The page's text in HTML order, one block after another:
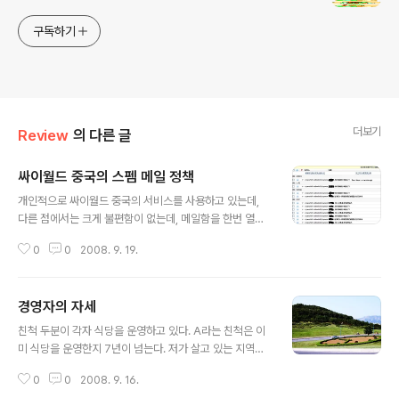
구독하기
Review 의 다른 글 더보기
싸이월드 중국의 스펨 메일 정책
개인적으로 싸이월드 중국의 서비스를 사용하고 있는데,
다른 점에서는 크게 불편함이 없는데, 메일함을 한번 열어
래 메일함을 캡처한 증거?자료... 우의 캡처 그림을 보면 알
아이디어는 좋습니다. 싸이를 자주 사용하지 않는 사람들
을 위한 배려 혹은 싸이의 고객을 유치하기 위한 전략이라
고 친다면...똑 같은 쪽지가 도착했다는 소식을 전하는 싸이
5,admin8등등... 저처럼 싸이를 자주 사용하는 사람은 사
0 0 2008. 9. 19.
경영자의 자세
친척 두분이 각자 식당을 운영하고 있다. A라는 친척은 이
미 식당을 운영한지 7년이 넘는다. 저가 살고 있는 지역에
식당을 운영하기 시작했다. 평소에 친척 A집의 식당에 가
0 0 2008. 9. 16.